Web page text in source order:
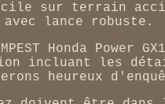
sur terrain
avec lance robuste.
Honda Power
incluant les
heureux